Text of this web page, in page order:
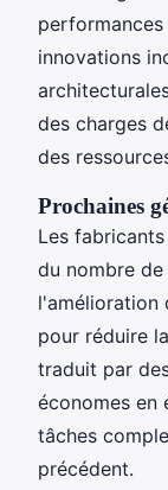
innovations
des charges
des
Prochaines
Les
du nombre
l'amélioration
pour réduire
traduit par
économes en
tâches
précédent.